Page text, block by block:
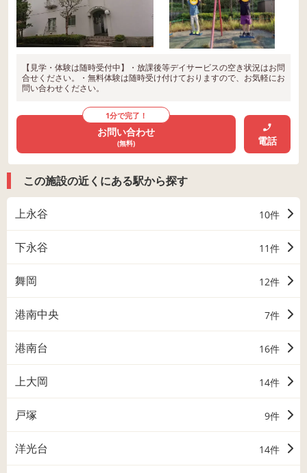
【見学・体験は随時受付中】・放課後等デイサービスの空き状況はお問
合せください。・無料体験は随時受け付けておりますので、お気軽にお
問い合わせください。
1分で完了！
お問い合わせ
(無料) 電話
この施設の近くにある駅から探す
上永谷 10件
下永谷 11件
舞岡 12件
港南中央 7件
港南台 16件
上大岡 14件
戸塚 9件
洋光台 14件